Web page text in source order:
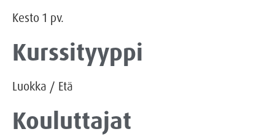
Kesto 1 pv.
Kurssityyppi
Luokka / Etä
Kouluttajat